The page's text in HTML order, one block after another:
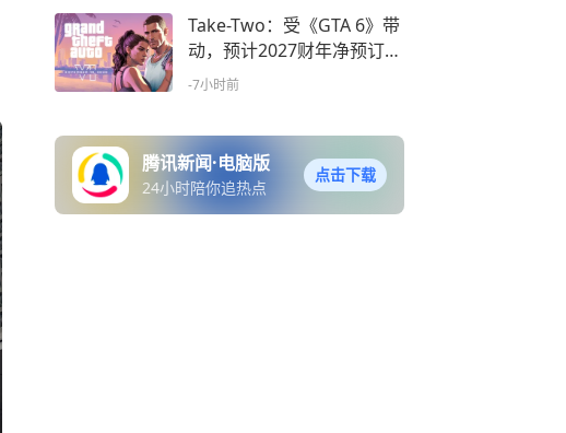
Take-Two：受《GTA 6》带
动，预计2027财年净预订额
超80亿美元
-7小时前
腾讯新闻·电脑版
24小时陪你追热点
点击下载